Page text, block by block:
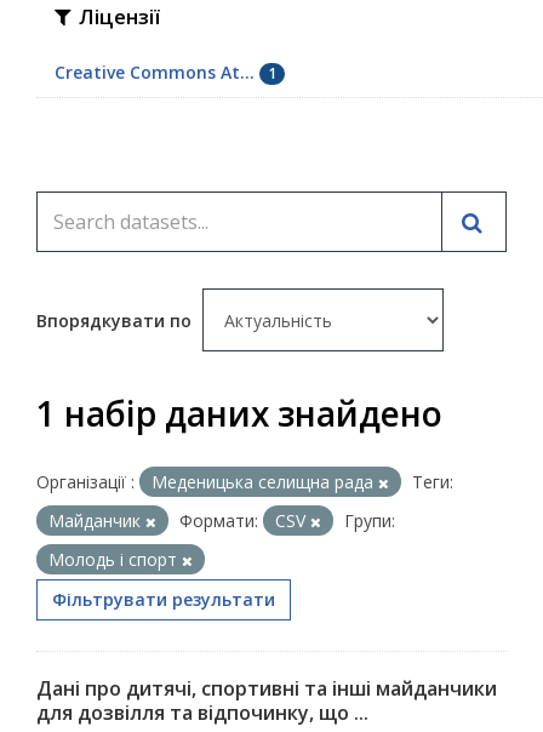
Ліцензії
Creative Commons At... 1
Впорядкувати по
1 набір даних знайдено
Організації : Меденицька селищна рада
Теги:
Майданчик
Формати: CSV
Групи:
Молодь i спорт
Фільтрувати результати
Дані про дитячі, спортивні та інші майданчики
для дозвілля та відпочинку, що ...